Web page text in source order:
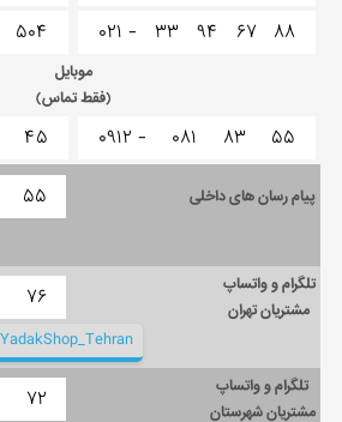
۰۲۱ -
۳۳ ۹۴ ۶۷ ۸۸ ۵۰۴
موبایل
(فقط تماس)
۰۹۱۲ - ۰۸۱ ۸۳ ۵۵ ۴۵
پیام رسان های داخلی ۵۵
تلگرام و واتساپ
مشتریان تهران
۷۶
تلگرام و واتساپ
مشتریان شهرستان
۷۲